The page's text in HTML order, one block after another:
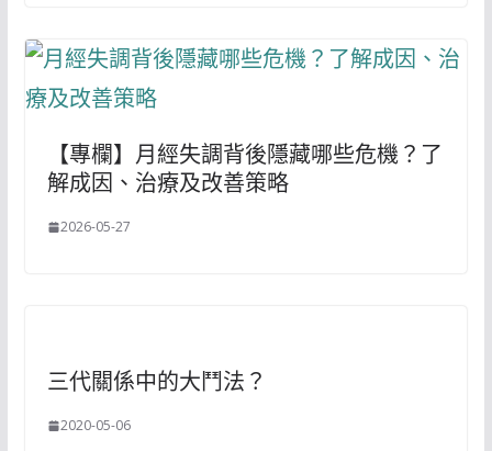
【專欄】月經失調背後隱藏哪些危機？了
解成因、治療及改善策略
2026-05-27
三代關係中的大鬥法？
2020-05-06